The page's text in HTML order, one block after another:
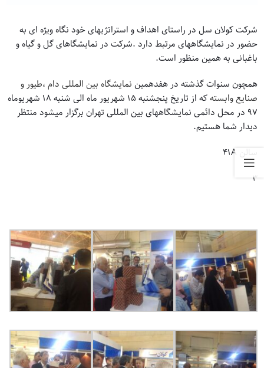
شرکت کولان سل در راستای اهداف و استراتژیهای خود نگاه ویژه ای به
حضور در نمایشگاههای مرتبط دارد .شرکت در نمایشگاهای گل و گیاه و
باغبانی به همین منظور است.
همچون سنوات گذشته در هفدهمیننمایشگاه بین المللی دام ،طیور و
صنایع وابسته
که از تاریخ پنجشنبه ۱۵ شهریور ماه الی شنبه ۱۸ شهریوماه
۹۷ در محل دائمی نمایشگاههای بین المللی تهران برگزار میشود منتظر
دیدار شما هستیم.
۳